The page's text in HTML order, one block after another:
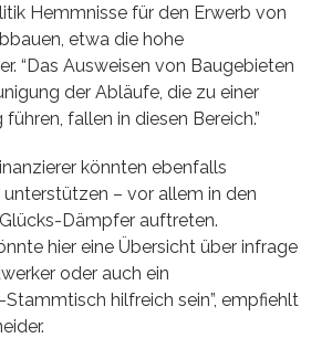
Hemmnisse für den Erwerb von
etwa die hohe
“Das Ausweisen von Baugebieten
der Abläufe, die zu einer
fallen in diesen Bereich.”
könnten ebenfalls
– vor allem in den
Dämpfer auftreten.
hier eine Übersicht über infrage
oder auch ein
hilfreich sein”, empfiehlt